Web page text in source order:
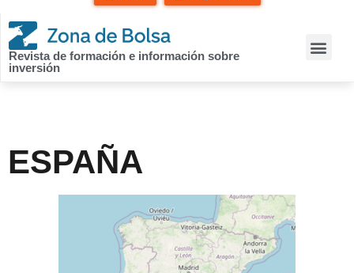
Revista de formación e información sobre
inversión
ESPAÑA